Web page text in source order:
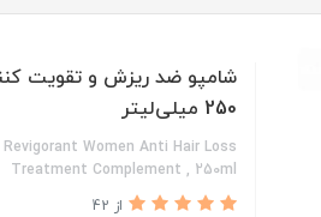
شامپو ضد ریزش و تقویت
250 میلی‌لیتر
Women Anti Hair Loss
Treatment Complement , 250ml
از 42